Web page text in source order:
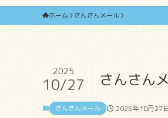
ホーム さんさんメール
さんさん
2025
10/27
さんさんメール 2025年10月27日